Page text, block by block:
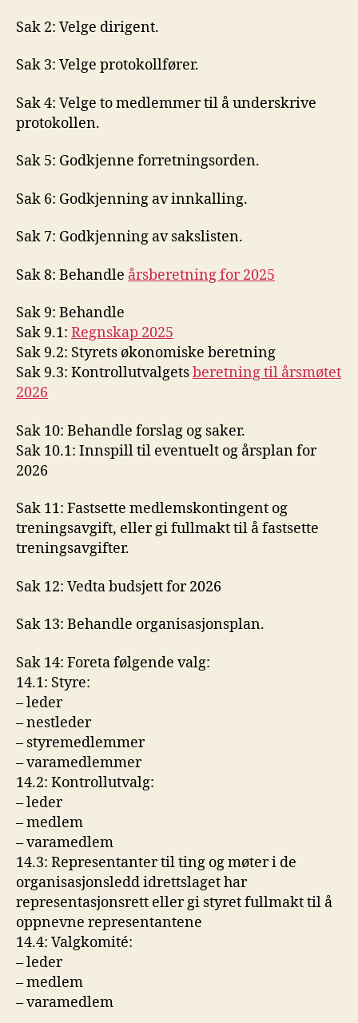
Sak 2: Velge dirigent.
Sak 3: Velge protokollfører.
Sak 4: Velge to medlemmer til å underskrive
protokollen.
Sak 5: Godkjenne forretningsorden.
Sak 6: Godkjenning av innkalling.
Sak 7: Godkjenning av sakslisten.
Sak 8: Behandle årsberetning for 2025
Sak 9: Behandle
Sak 9.1: Regnskap 2025
Sak 9.2: Styrets økonomiske beretning
Sak 9.3: Kontrollutvalgetsberetning til årsmøtet
2026
Sak 10: Behandle forslag og saker.
Sak 10.1: Innspill til eventuelt og årsplan for
2026
Sak 11: Fastsette medlemskontingent og
treningsavgift, eller gi fullmakt til å fastsette
treningsavgifter.
Sak 12: Vedta budsjett for 2026
Sak 13: Behandle organisasjonsplan.
Sak 14: Foreta følgende valg:
14.1: Styre:
– leder
– nestleder
– styremedlemmer
– varamedlemmer
14.2: Kontrollutvalg:
– leder
– medlem
– varamedlem
14.3: Representanter til ting og møter i de
organisasjonsledd idrettslaget har
representasjonsrett eller gi styret fullmakt til å
oppnevne representantene
14.4: Valgkomité:
– leder
– medlem
– varamedlem